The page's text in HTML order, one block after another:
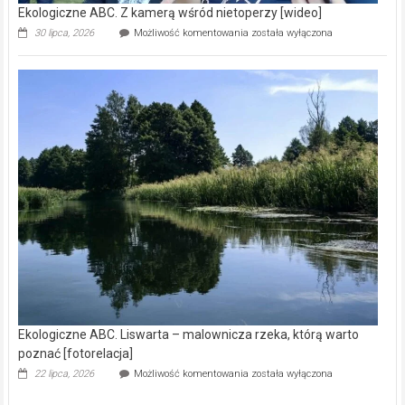
Ekologiczne ABC. Z kamerą wśród nietoperzy [wideo]
30 lipca, 2026 Możliwość komentowania Ekologiczne
kamerą
wśród
została wyłączona
Ekologiczne ABC. Liswarta – malownicza rzeka, którą warto
poznać [fotorelacja]
22 lipca, 2026 Możliwość komentowania Ekologiczne
została wyłączona